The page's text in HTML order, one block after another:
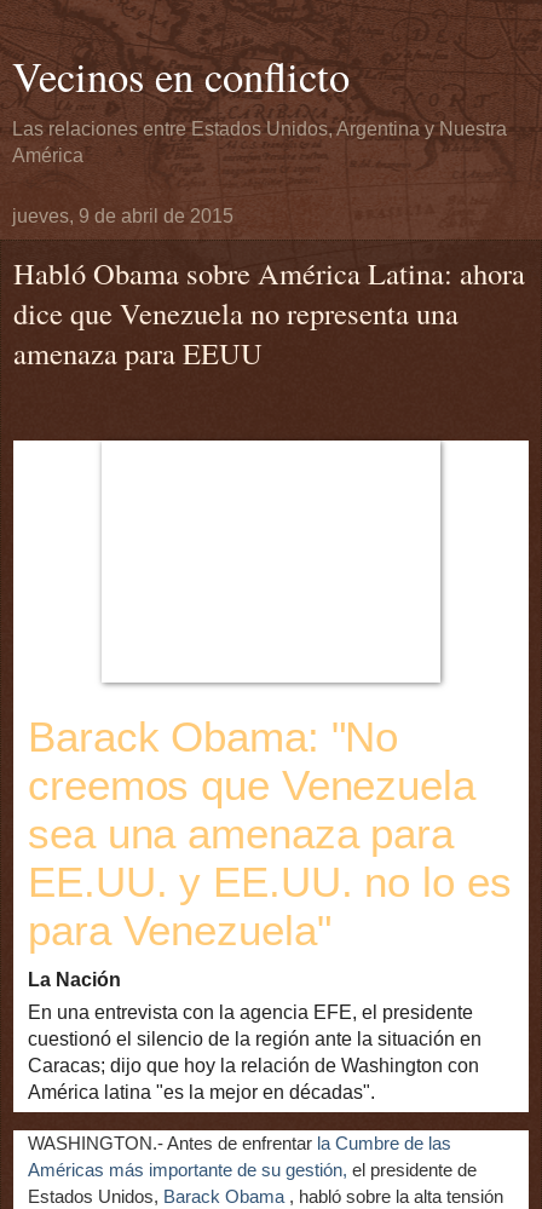
Vecinos en conflicto
Las relaciones entre Estados Unidos, Argentina y Nuestra
América
jueves, 9 de abril de 2015
Habló Obama sobre América Latina: ahora
dice que Venezuela no representa una
amenaza para EEUU
Barack Obama: "No
creemos que Venezuela
sea una amenaza para
EE.UU. y EE.UU. no lo es
para Venezuela"
La Nación
En una entrevista con la agencia EFE, el presidente
cuestionó el silencio de la región ante la situación en
Caracas; dijo que hoy la relación de Washington con
América latina "es la mejor en décadas".
WASHINGTON.- Antes de enfrentar la Cumbre de las
Américas más importante de su gestión, el presidente de
Estados Unidos, Barack Obama , habló sobre la alta tensión